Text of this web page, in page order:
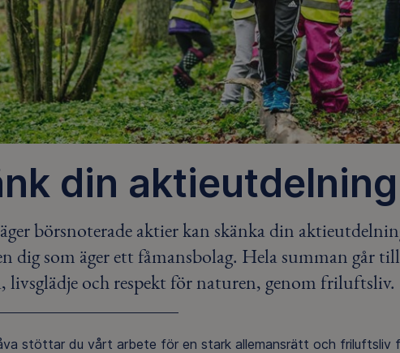
din
börsnoterade aktier kan skänka din
dig som äger ett fåmansbolag. Hela summan går
livsglädje och respekt för naturen, genom friluftsliv.
stöttar du vårt arbete för en stark allemansrätt och friluftsliv